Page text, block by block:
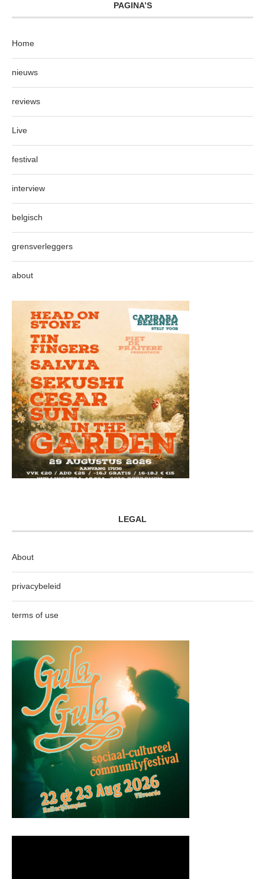
PAGINA’S
Home
nieuws
reviews
Live
festival
interview
belgisch
grensverleggers
about
LEGAL
About
privacybeleid
terms of use